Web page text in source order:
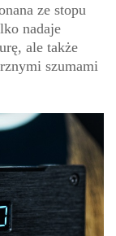
ze stopu
nadaje
ale także
szumami